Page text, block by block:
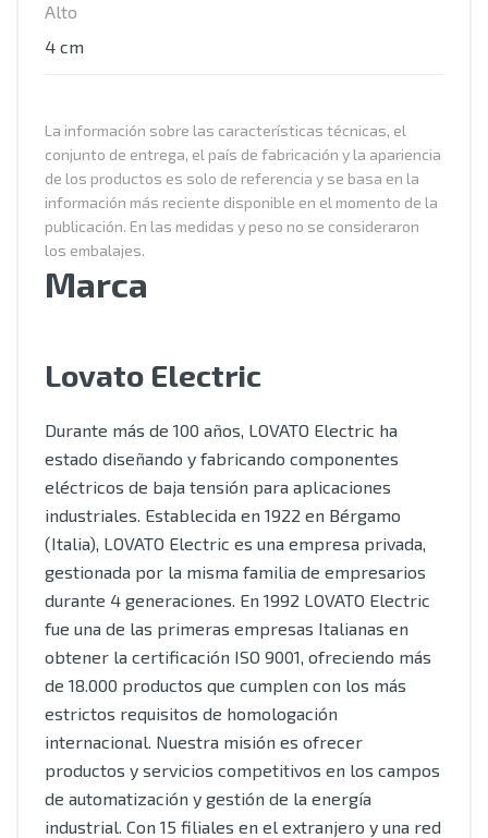
Alto
4 cm
La información sobre las características técnicas, el
conjunto de entrega, el país de fabricación y la apariencia
de los productos es solo de referencia y se basa en la
información más reciente disponible en el momento de la
publicación. En las medidas y peso no se consideraron
los embalajes.
Marca
Lovato Electric
Durante más de 100 años, LOVATO Electric ha
estado diseñando y fabricando componentes
eléctricos de baja tensión para aplicaciones
industriales. Establecida en 1922 en Bérgamo
(Italia), LOVATO Electric es una empresa privada,
gestionada por la misma familia de empresarios
durante 4 generaciones. En 1992 LOVATO Electric
fue una de las primeras empresas Italianas en
obtener la certificación ISO 9001, ofreciendo más
de 18.000 productos que cumplen con los más
estrictos requisitos de homologación
internacional. Nuestra misión es ofrecer
productos y servicios competitivos en los campos
de automatización y gestión de la energía
industrial. Con 15 filiales en el extranjero y una red